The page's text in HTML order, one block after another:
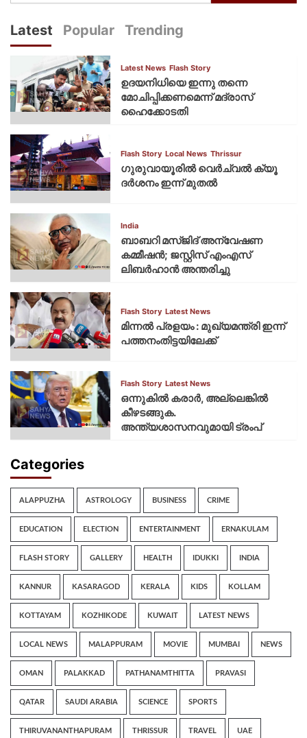
Latest Popular Trending
Latest News Flash Story
ഉദയനിധിയെ ഇന്നു തന്നെ
മോചിപ്പിക്കണമെന്ന് മദ്രാസ്
ഹൈക്കോടതി
Flash Story Local News Thrissur
ഗുരുവായൂരില്‍ വെര്‍ച്വല്‍ ക്യൂ
ദര്‍ശനം ഇന്ന് മുതല്‍
India
ബാബറി മസ്ജിദ് അന്വേഷണ
കമ്മീഷന്‍; ജസ്റ്റിസ് എംഎസ്
ലിബര്‍ഹാന്‍ അന്തരിച്ചു
Flash Story Latest News
മിന്നല്‍ പ്രളയം : മുഖ്യമന്ത്രി ഇന്ന്
പത്തനംതിട്ടയിലേക്ക്
Flash Story Latest News
ഒന്നുകില്‍ കരാര്‍, അല്ലെങ്കില്‍
കീഴടങ്ങുക.
അന്ത്യശാസനവുമായി ട്രംപ്
Categories
ALAPPUZHA ASTROLOGY BUSINESS CRIME
EDUCATION ELECTION ENTERTAINMENT ERNAKULAM
FLASH STORY GALLERY HEALTH IDUKKI INDIA
KANNUR KASARAGOD KERALA KIDS KOLLAM
KOTTAYAM KOZHIKODE KUWAIT LATEST NEWS
LOCAL NEWS MALAPPURAM MOVIE MUMBAI NEWS
OMAN PALAKKAD PATHANAMTHITTA PRAVASI
QATAR SAUDI ARABIA SCIENCE SPORTS
THIRUVANANTHAPURAM THRISSUR TRAVEL UAE